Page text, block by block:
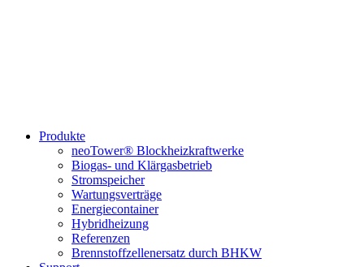
Produkte
neoTower® Blockheizkraftwerke
Biogas- und Klärgasbetrieb
Stromspeicher
Wartungsverträge
Energiecontainer
Hybridheizung
Referenzen
Brennstoffzellenersatz durch BHKW